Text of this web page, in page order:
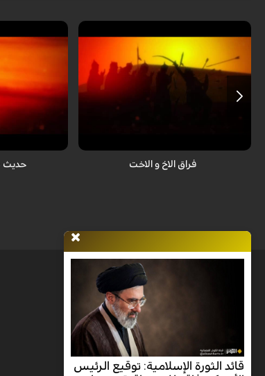
تعابیر قلبیة لیافع عن عاشوراء الإمام الحسین
فراق الاخ و الاخت
تعابیر قلبیة
حديث
قائد الثورة الإسلامية: توقيع الرئيس